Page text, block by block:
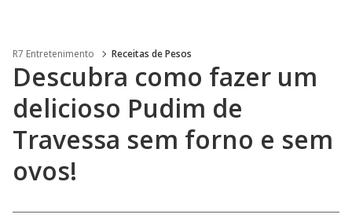
R7 Entretenimento Receitas de Pesos
Descubra como fazer um
delicioso Pudim de
Travessa sem forno e sem
ovos!